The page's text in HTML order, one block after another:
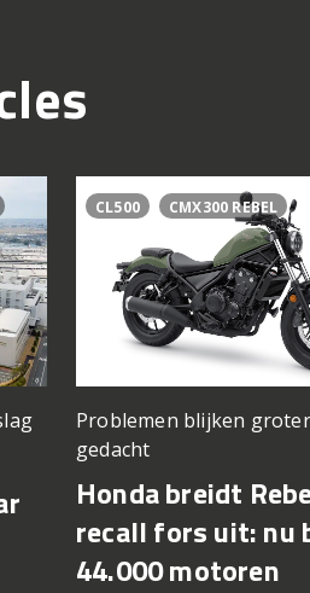
CL500 CMX300 REBEL
Problemen blijken
gedacht
Honda breidt
recall fors uit: nu
44.000 motoren